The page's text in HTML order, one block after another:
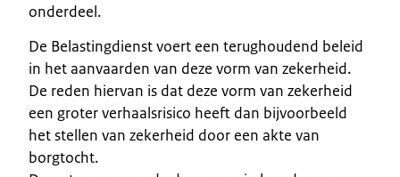
onderdeel.
De Belastingdienst voert een terughoudend beleid
in het aanvaarden van deze vorm van zekerheid.
De reden hiervan is dat deze vorm van zekerheid
een groter verhaalsrisico heeft dan bijvoorbeeld
het stellen van zekerheid door een akte van
borgtocht.